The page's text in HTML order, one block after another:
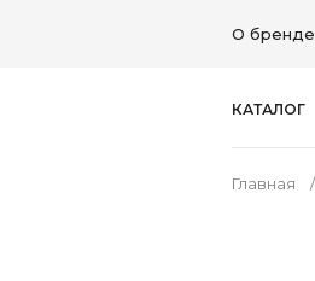
О бренде
КАТАЛОГ
Главная